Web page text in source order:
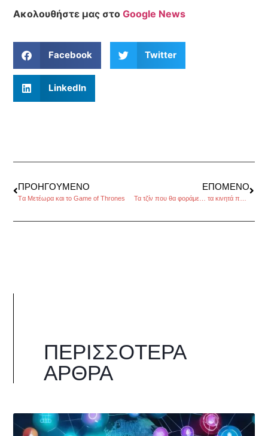
Ακολουθήστε μας στοGoogle News
Facebook Twitter
LinkedIn
ΠΡΟΗΓΟΎΜΕΝΟ
Tα Mετέωρα και το Game of Thrones
ΕΠΌΜΕΝΟ
ΠΕΡΙΣΣΌΤΕΡΑ
ΆΡΘΡΑ